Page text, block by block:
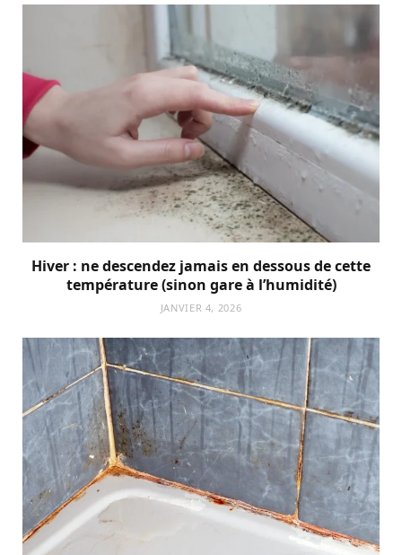
Hiver : ne descendez jamais en dessous de cette
température (sinon gare à l’humidité)
JANVIER 4, 2026